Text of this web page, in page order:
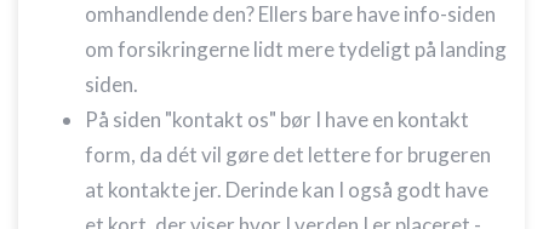
omhandlende den? Ellers bare have info-siden
om forsikringerne lidt mere tydeligt på landing
siden.
På siden "kontakt os" bør I have en kontakt
form, da dét vil gøre det lettere for brugeren
at kontakte jer. Derinde kan I også godt have